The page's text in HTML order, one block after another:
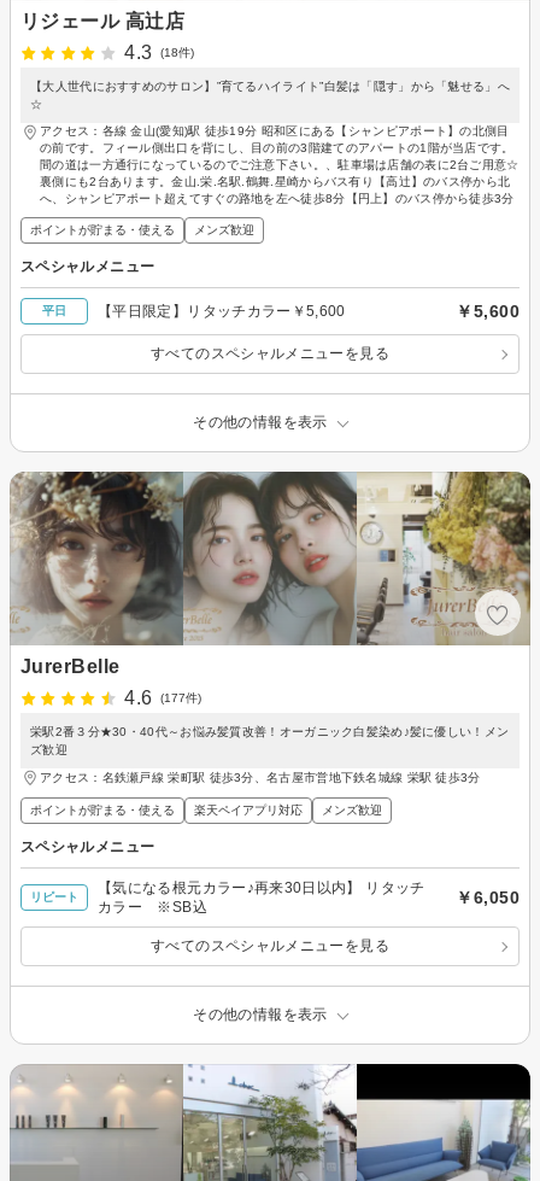
リジェール 高辻店
4.3
(18件)
【大人世代におすすめのサロン】”育てるハイライト”白髪は「隠す」から「魅せる」へ
☆
アクセス：各線 金山(愛知)駅 徒歩19分 昭和区にある【シャンピアポート】の北側目
の前です。フィール側出口を背にし、目の前の3階建てのアパートの1階が当店です。
間の道は一方通行になっているのでご注意下さい。、駐車場は店舗の表に2台ご用意☆
裏側にも2台あります。金山.栄.名駅.鶴舞.星崎からバス有り【高辻】のバス停から北
へ、シャンピアポート超えてすぐの路地を左へ徒歩8分【円上】のバス停から徒歩3分
ポイントが貯まる・使える メンズ歓迎
スペシャルメニュー
平日 【平日限定】リタッチカラー￥5,600 ￥5,600
すべてのスペシャルメニューを見る
その他の情報を表示
JurerBelle
4.6
(177件)
栄駅2番３分★30・40代～お悩み髪質改善！オーガニック白髪染め♪髪に優しい！メン
ズ歓迎
アクセス：名鉄瀬戸線 栄町駅 徒歩3分、名古屋市営地下鉄名城線 栄駅 徒歩3分
ポイントが貯まる・使える 楽天ペイアプリ対応 メンズ歓迎
スペシャルメニュー
リピート
【気になる根元カラー♪再来30日以内】 リタッチ
カラー ※SB込
￥6,050
すべてのスペシャルメニューを見る
その他の情報を表示